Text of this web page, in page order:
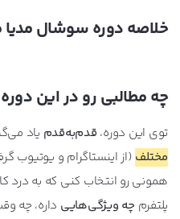
خلاصه دوره سوشال مدیا
چه مطالبی رو در این
توی این دوره، قدم‌به‌قدم یاد
مختلف (از اینستاگرام و یوتیوب
همونی رو انتخاب کنی که به درد
پلتفرم چه ویژگی‌هایی داره، چه